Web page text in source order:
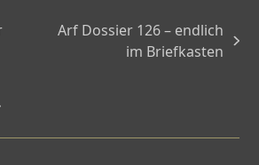
Arf Dossier 126 – endlich
im Briefkasten